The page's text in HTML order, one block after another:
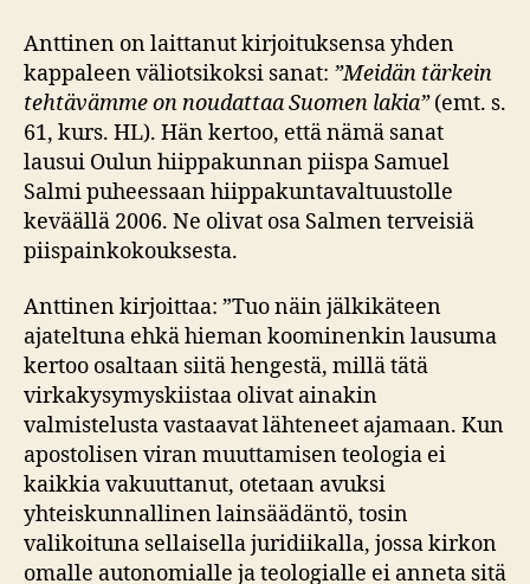
Anttinen on laittanut kirjoituksensa yhden
kappaleen väliotsikoksi sanat: ”Meidän tärkein
tehtävämme on noudattaa Suomen lakia”(emt. s.
61, kurs. HL). Hän kertoo, että nämä sanat
lausui Oulun hiippakunnan piispa Samuel
Salmi puheessaan hiippakuntavaltuustolle
keväällä 2006. Ne olivat osa Salmen terveisiä
piispainkokouksesta.
Anttinen kirjoittaa: ”Tuo näin jälkikäteen
ajateltuna ehkä hieman koominenkin lausuma
kertoo osaltaan siitä hengestä, millä tätä
virkakysymyskiistaa olivat ainakin
valmistelusta vastaavat lähteneet ajamaan. Kun
apostolisen viran muuttamisen teologia ei
kaikkia vakuuttanut, otetaan avuksi
yhteiskunnallinen lainsäädäntö, tosin
valikoituna sellaisella juridiikalla, jossa kirkon
omalle autonomialle ja teologialle ei anneta sitä